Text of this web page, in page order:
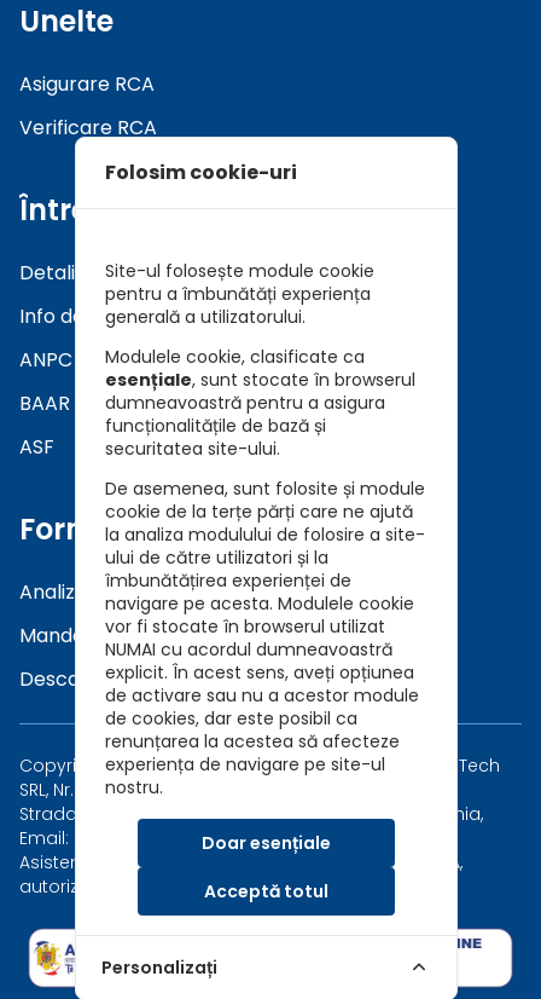
Unelte
Asigurare RCA
Verificare RCA
Întrebări
Detalii asiguratori
Info daune
ANPC
BAAR
ASF
Formulare
Analiza a Cerintelor (DNT)
Mandat in Brokeraj (GDPR)
Descarca Prezentare Broker
Copyright © 2026 Asigurari AutoKarma - Auto Vida Tech
SRL, Nr. Reg. Com.: J40/7173/2019, CUI: 41202015
Strada Măgirești 6, Sector 1, București 010926, România,
Email: asigurari@autokarma.ro
Asistent in brokeraj al Safety Broker de Asigurare SA,
autorizat de ASF, Număr Registru Brokeri RBK-293
Folosim cookie-uri
Site-ul folosește module cookie
pentru a îmbunătăți experiența
generală a utilizatorului.
Modulele cookie, clasificate ca
esențiale, sunt stocate în browserul
dumneavoastră pentru a asigura
funcționalitățile de bază și
securitatea site-ului.
De asemenea, sunt folosite și module
cookie de la terțe părți care ne ajută
la analiza modulului de folosire a site-
ului de către utilizatori și la
îmbunătățirea experienței de
navigare pe acesta. Modulele cookie
vor fi stocate în browserul utilizat
NUMAI cu acordul dumneavoastră
explicit. În acest sens, aveți opțiunea
de activare sau nu a acestor module
de cookies, dar este posibil ca
renunțarea la acestea să afecteze
experiența de navigare pe site-ul
nostru.
Doar esențiale
Acceptă totul
Personalizați